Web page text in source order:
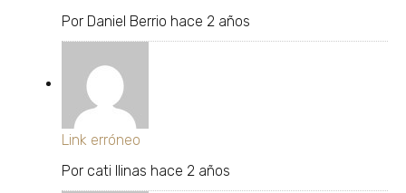
Por Daniel Berrio hace 2 años
Link erróneo
Por cati llinas hace 2 años